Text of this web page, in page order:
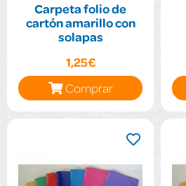
Carpeta folio de
cartón amarillo con
solapas
1,25€
Comprar